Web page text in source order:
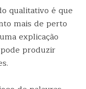
qualitativo é que
mais de perto
explicação
produzir